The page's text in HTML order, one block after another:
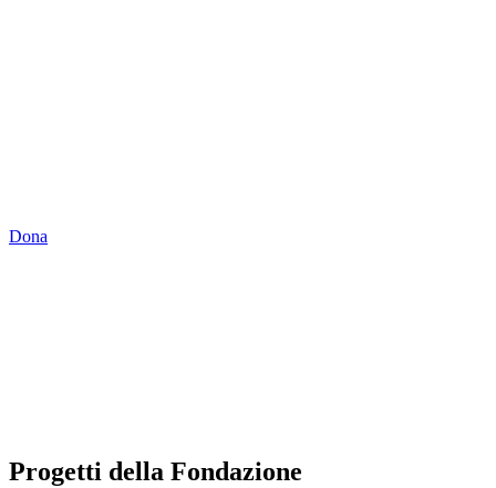
Dona
Progetti della Fondazione